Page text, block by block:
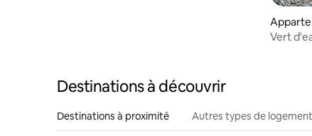
Vert
Destinations à découvrir
Destinations à proximité Autres types de